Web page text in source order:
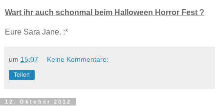
Wart ihr auch schonmal beim Halloween Horror Fest ?
Eure Sara Jane. :*
um 15:07 Keine Kommentare:
Teilen
12. Oktober 2012